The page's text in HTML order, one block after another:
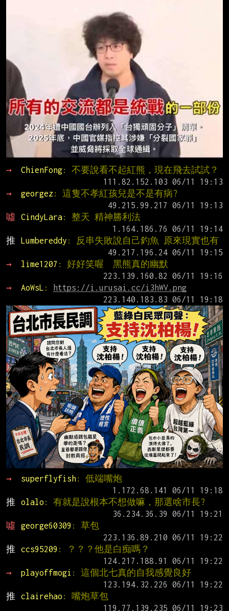
→ ChienFong: 不要說看不起紅熊，現在飛去試試？
→
georgez : 這隻不孝紅孩兒是不是有病?
噓
CindyLara: 整天 精神勝利法
推
Lumbereddy : 反串失敗說自己釣魚 原來現實也有
→
lime1207 : 好好笑喔  黑熊真的幽默
→
AoWsL :
https://i.urusai.cc/i3hWV.png
→ superflyfish: 低端嘴炮
推
olalo : 有就是說根本不想做嘛，那選啥市長?
噓
george60309 : 草包
推
ccs95209 : ？？？他是白痴嗎？
→
playoffmogi : 這個北七真的自我感覺良好
推
clairehao : 嘴炮草包